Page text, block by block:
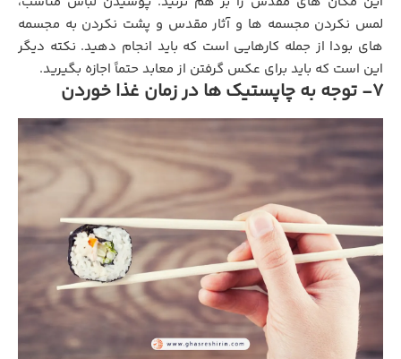
لمس نکردن مجسمه‌ ها و آثار مقدس و پشت نکردن به مجسمه
‌های بودا از جمله کارهایی است که باید انجام دهید. نکته دیگر
این است که باید برای عکس گرفتن از معابد حتماً اجازه بگیرید.
7- توجه به چاپستیک ها در زمان غذا خوردن